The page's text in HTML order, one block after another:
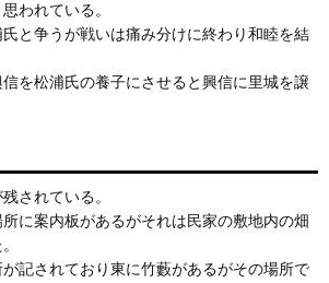
われている。
と争うが戦いは痛み分けに終わり和睦を結
を松浦氏の養子にさせると興信に里城を譲
されている。
に案内板があるがそれは民家の敷地内の畑
記されており東に竹藪があるがその場所で